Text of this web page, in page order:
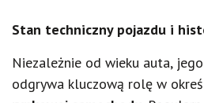
Stan techniczny pojazdu i
Niezależnie od wieku auta, jego
odgrywa kluczową rolę w